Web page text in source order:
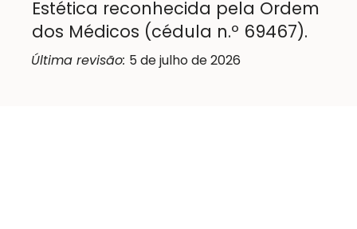
Estética reconhecida pela Ordem
dos Médicos (cédula n.º 69467).
Última revisão: 5 de julho de 2026